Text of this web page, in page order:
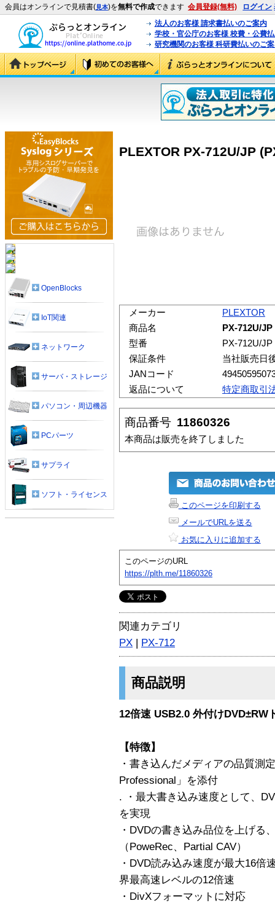
会員はオンラインで見積書(見本)を無料で作成できます 会員登録(無料) ログイン
法人のお客様 請求書払いのご案内
学校・官公庁のお客様 校費・公費
研究機関のお客様 科研費払いのご
PLEXTOR PX-712U/JP
メーカー
PLEXTOR
商品名
PX-712U/JP
型番
PX-712U/JP
保証条件
当社販売日
JANコード
返品について
特定商取引
商品番号 11860326
本商品は販売を終了しました
このページを印刷する
メールでURLを送る
お気に入りに追加する
このページのURL
https://plth.me/11860326
関連カテゴリ
PX | PX-712
商品説明
12倍速 USB2.0 外付けDVD±RW
【特徴】
・書き込んだメディアの品質測
Professional」を添付
. ・最大書き込み速度として、
を実現
・DVDの書き込み品位を上げる
（PoweRec、Partial CAV）
・DVD読み込み速度が最大16倍
界最高速レベルの12倍速
・DivXフォーマットに対応
OpenBlocks
IoT関連
ネットワーク
サーバ・ストレージ
パソコン・周辺機器
PCパーツ
サプライ
ソフト・ライセンス